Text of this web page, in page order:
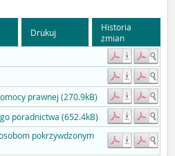
Drukuj
Historia
zmian
prawnej (270.9kB)
poradnictwa (652.4kB)
pokrzywdzonym